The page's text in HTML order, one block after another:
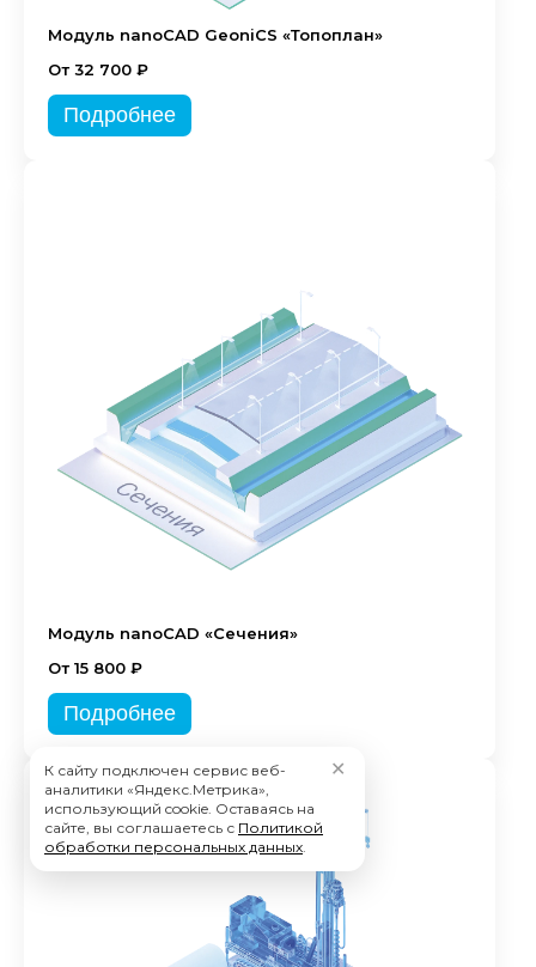
Модуль nanoCAD GeoniCS «Топоплан»
От 32 700 ₽
Подробнее
Модуль nanoCAD «Сечения»
От 15 800 ₽
Подробнее
К сайту подключен сервис веб-
аналитики «Яндекс.Метрика»,
использующий cookie. Оставаясь на
сайте, вы соглашаетесь с Политикой
обработки персональных данных.
✕